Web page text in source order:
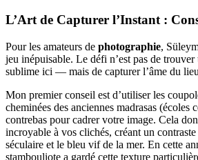
L’Art de Capturer l’Instant :
Pour les amateurs de photographie,
jeu inépuisable. Le défi n’est pas de
sublime ici — mais de capturer l’âme du
Mon premier conseil est d’utiliser les
cheminées des anciennes madrasas (écoles
contrebas pour cadrer votre image. Cela
incroyable à vos clichés, créant un
séculaire et le bleu vif de la mer. En cette
stambouliote a gardé cette texture